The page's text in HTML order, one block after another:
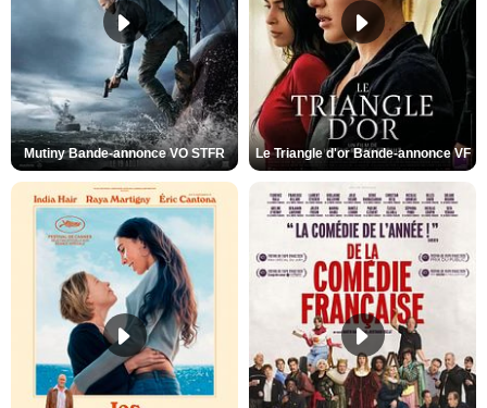
Mutiny Bande-annonce VO STFR Le Triangle d'or Bande-annonce VF